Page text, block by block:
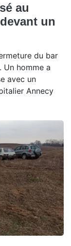
au
un
du bar
Un homme a
avec un
Annecy